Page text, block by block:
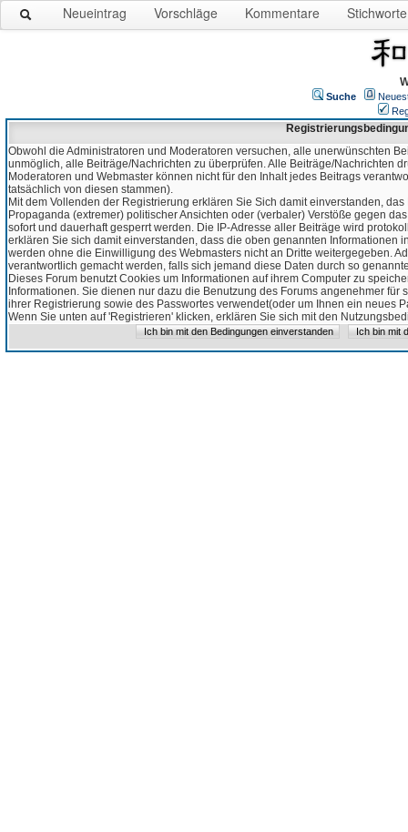
Neueintrag Vorschläge Kommentare Stichworte
Suche
Obwohl die Administratoren und Moderatoren versuchen, alle unerwünschten
unmöglich, alle Beiträge/Nachrichten zu überprüfen. Alle Beiträge/Nachrichten
Moderatoren und Webmaster können nicht für den Inhalt jedes Beitrags
tatsächlich von diesen stammen).
Mit dem Vollenden der Registrierung erklären Sie Sich damit einverstanden,
Propaganda (extremer) politischer Ansichten oder (verbaler) Verstöße gegen
sofort und dauerhaft gesperrt werden. Die IP-Adresse aller Beiträge wird
erklären Sie sich damit einverstanden, dass die oben genannten Informationen
werden ohne die Einwilligung des Webmasters nicht an Dritte weitergegeben.
verantwortlich gemacht werden, falls sich jemand diese Daten durch so
Dieses Forum benutzt Cookies um Informationen auf ihrem Computer zu
Informationen. Sie dienen nur dazu die Benutzung des Forums angenehmer
ihrer Registrierung sowie des Passwortes verwendet(oder um Ihnen ein neues
Wenn Sie unten auf 'Registrieren' klicken, erklären Sie sich mit den